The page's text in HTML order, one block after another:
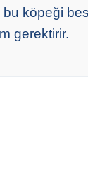
bu köpeği
gerektirir.